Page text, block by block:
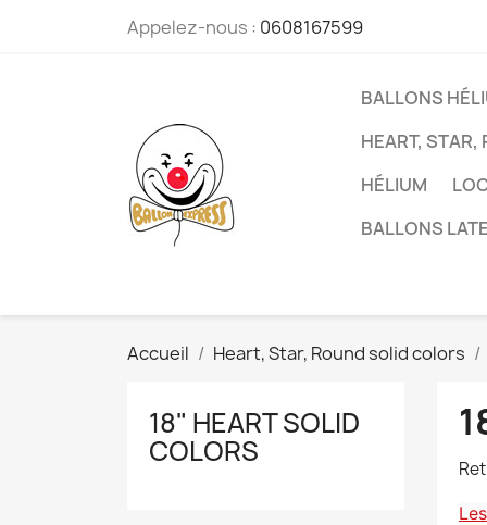
Appelez-nous : 0608167599
BALLONS
HEART, STAR,
HÉLIUM
BALLONS
Accueil Heart, Star, Round solid colors
18" HEART SOLID
COLORS